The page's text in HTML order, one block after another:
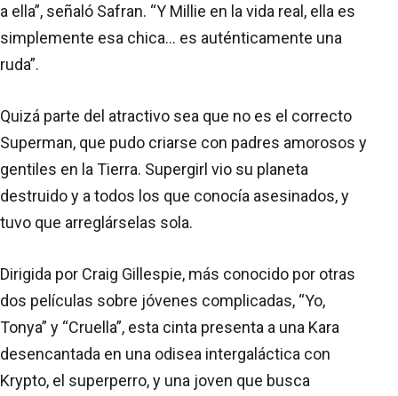
a ella”, señaló Safran. “Y Millie en la vida real, ella es
simplemente esa chica… es auténticamente una
ruda”.
Quizá parte del atractivo sea que no es el correcto
Superman, que pudo criarse con padres amorosos y
gentiles en la Tierra. Supergirl vio su planeta
destruido y a todos los que conocía asesinados, y
tuvo que arreglárselas sola.
Dirigida por Craig Gillespie, más conocido por otras
dos películas sobre jóvenes complicadas, “Yo,
Tonya” y “Cruella”, esta cinta presenta a una Kara
desencantada en una odisea intergaláctica con
Krypto, el superperro, y una joven que busca